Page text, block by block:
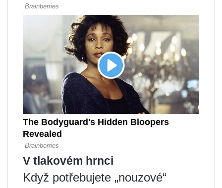
V tlakovém hrnci
Když potřebujete „nouzové“